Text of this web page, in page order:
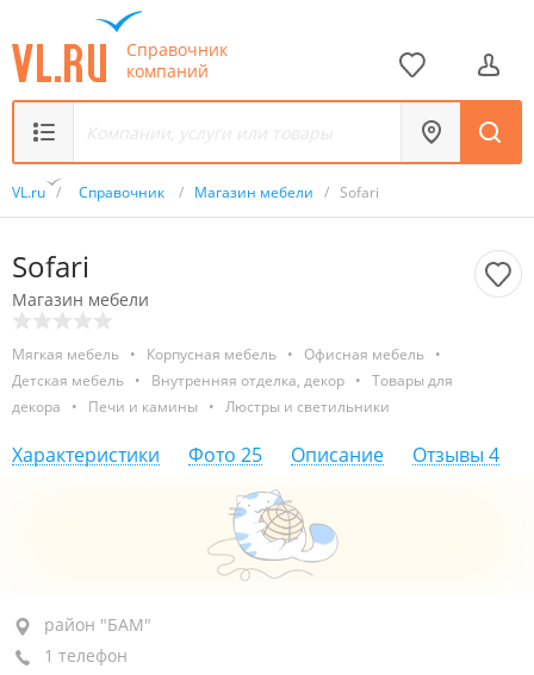
Справочник
компаний
VL.ru / Справочник / Магазин мебели / Sofari
Sofari
Магазин мебели
Мягкая мебель • Корпусная мебель • Офисная мебель •
Детская мебель • Внутренняя отделка, декор • Товары для
декора
• Печи и камины • Люстры и светильники
Характеристики Фото 25 Описание Отзывы 4
район "БАМ", ул. Волгоградская, 12
БЦ "Квадро"
район "БАМ"
1 телефон